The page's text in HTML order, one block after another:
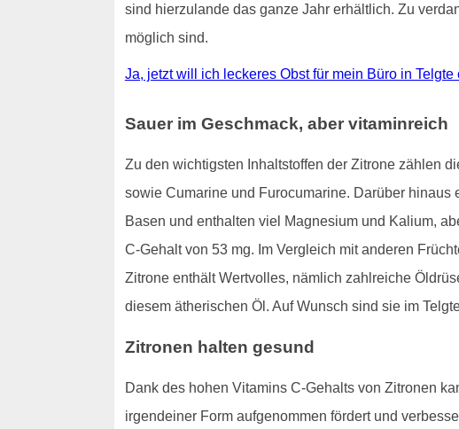
sind hierzulande das ganze Jahr erhältlich. Zu
möglich sind.
Ja, jetzt will ich leckeres Obst für mein Büro in
Sauer im Geschmack, aber vitaminreich
Zu den wichtigsten Inhaltstoffen der Zitrone zählen
sowie Cumarine und Furocumarine. Darüber
Basen und enthalten viel Magnesium und Kalium,
C-Gehalt von 53 mg. Im Vergleich mit anderen
Zitrone enthält Wertvolles, nämlich zahlreiche
diesem ätherischen Öl. Auf Wunsch sind sie im
Zitronen halten gesund
Dank des hohen Vitamins C-Gehalts von Zitronen
irgendeiner Form aufgenommen fördert und